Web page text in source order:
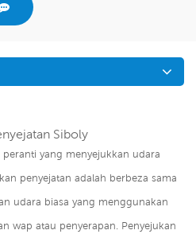
Siboly
peranti yang menyejukkan udara
penyejatan adalah berbeza sama
udara biasa yang menggunakan
wap atau penyerapan. Penyejukan